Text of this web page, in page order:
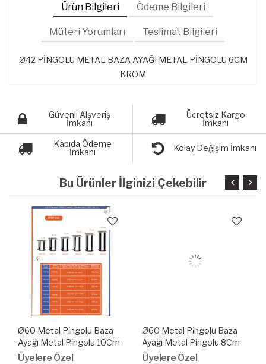
Ürün Bilgileri Ödeme Bilgileri
Müteri Yorumları Teslimat Bilgileri
Ø42 PİNGOLU METAL BAZA AYAĞI METAL PİNGOLU 6CM
KROM
Güvenli Alşveriş
İmkanı
Ücretsiz Kargo
İmkanı
Kapıda Ödeme
İmkanı
Kolay Değişim İmkanı
Bu Ürünler İlginizi Çekebilir
Ø60 Metal Pi̇ngolu Baza
Ayağı Metal Pi̇ngolu 10Cm
Üyelere Özel
Ø60 Metal Pi̇ngolu Baza
Ayağı Metal Pi̇ngolu 8Cm
Üyelere Özel